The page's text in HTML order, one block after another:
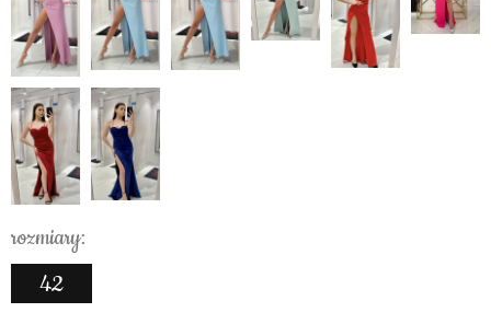
rozmiary:
42